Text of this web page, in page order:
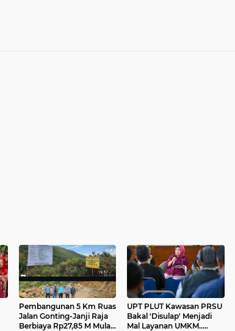
Pembangunan 5 Km Ruas
Jalan Gonting-Janji Raja
Berbiaya Rp27,85 M Mulai
UPT PLUT Kawasan PRSU
Bakal 'Disulap' Menjadi
Mal Layanan UMKM.....